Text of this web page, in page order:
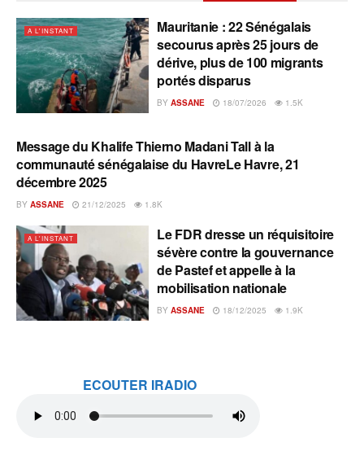
A L'INSTANT
Mauritanie : 22 Sénégalais
secourus après 25 jours de
dérive, plus de 100 migrants
portés disparus
BY ASSANE 18/07/2026 1.5K
A L'INSTANT
Message du Khalife Thierno Madani Tall à la
communauté sénégalaise du HavreLe Havre, 21
décembre 2025
BY ASSANE 21/12/2025 1.8K
A L'INSTANT
Le FDR dresse un réquisitoire
sévère contre la gouvernance
de Pastef et appelle à la
mobilisation nationale
BY ASSANE 18/12/2025 1.9K
ECOUTER IRADIO